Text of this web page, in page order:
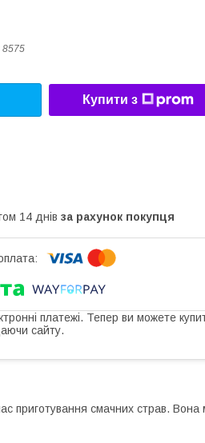
8575
Купити з
14 днів за рахунок покупця
платежі. Тепер ви можете
сайту.
приготування смачних страв. Вона